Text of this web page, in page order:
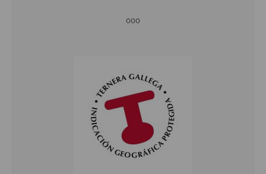
ooo